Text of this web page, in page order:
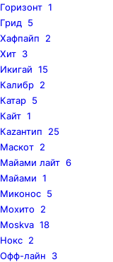
Горизонт 1
Грид
5
Хафпайп
2
Хит 3
Икигай 15
Калибр 2
Катар 5
Кайт 1
Каzaнтип
25
Маскот 2
Майами лайт 6
Майами 1
Миконос 5
Мохито 2
Moskva 18
Нокс 2
Офф-лайн
3